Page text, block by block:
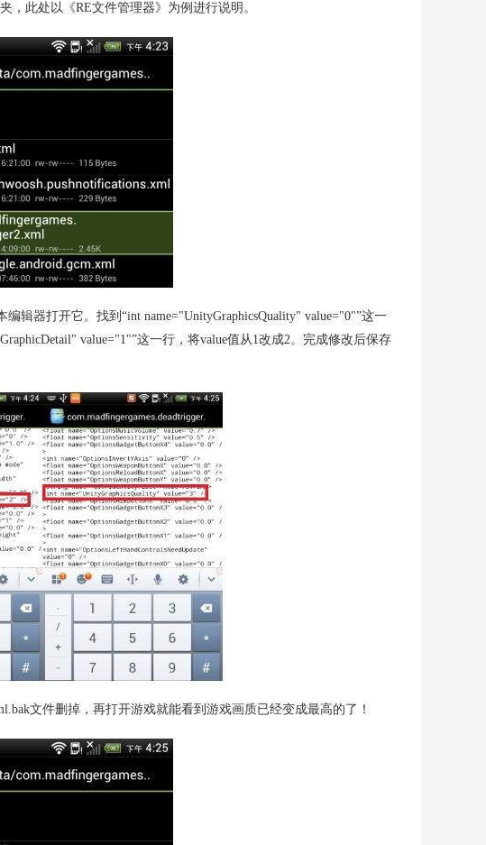
夹，此处以《RE文件管理器》为例进行说明。
编辑器打开它。找到“int name="UnityGraphicsQuality" value="0"”这一
value="1"”这一行，将value值从1改成2。完成修改后保存
文件删掉，再打开游戏就能看到游戏画质已经变成最高的了！